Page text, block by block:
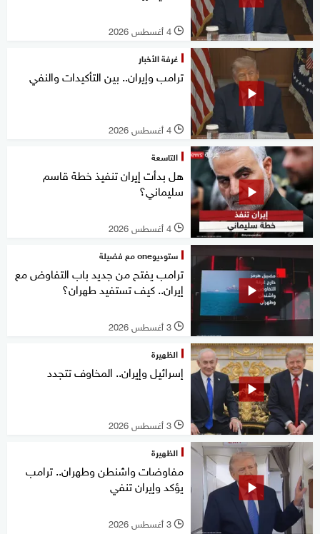
l 4 أغسطس 2026
غرفة الأخبار
ترامب وإيران.. بين التأكيدات والنفي
l 4 أغسطس 2026
التاسعة
هل بدأت إيران تنفيذ خطة قاسم
سليماني؟
l 4 أغسطس 2026
ستوديوone مع فضيلة
ترامب يفتح من جديد باب التفاوض مع
إيران.. كيف تستفيد طهران؟
l 3 أغسطس 2026
الظهيرة
إسرائيل وإيران.. المخاوف تتجدد
l 3 أغسطس 2026
الظهيرة
مفاوضات واشنطن وطهران.. ترامب
يؤكد وإيران تنفي
l 3 أغسطس 2026